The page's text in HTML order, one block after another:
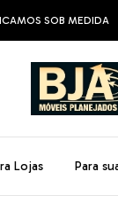
MÓVEIS 100%
Lojas Para